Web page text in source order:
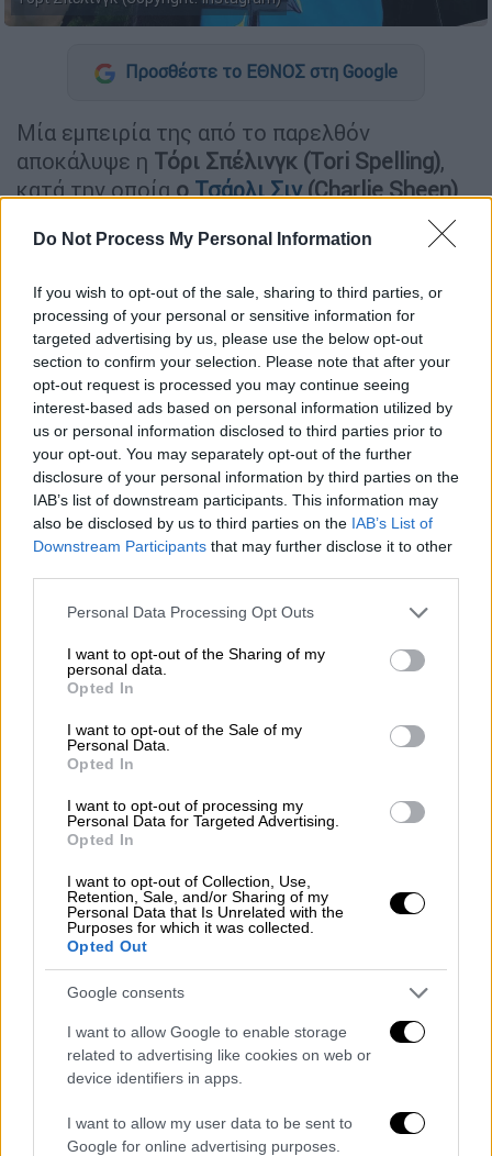
Do Not Process My Personal Information
If you wish to opt-out of the sale, sharing to third parties, or
processing of your personal or sensitive information for
targeted advertising by us, please use the below opt-out
section to confirm your selection. Please note that after your
opt-out request is processed you may continue seeing
interest-based ads based on personal information utilized by
us or personal information disclosed to third parties prior to
your opt-out. You may separately opt-out of the further
disclosure of your personal information by third parties on the
IAB’s list of downstream participants. This information may
also be disclosed by us to third parties on the IAB’s List of
Downstream Participants that may further disclose it to other
Please note that this website/app uses one or more Google
not limited to your visit or usage behaviour. You may click to
grant or deny consent to Google and its third-party tags to
use your data for below specified purposes in below Google
consent section.
Personal Data Processing Opt Outs
I want to opt-out of the Sharing of my
personal data.
Opted In
I want to opt-out of the Sale of my
Personal Data.
Opted In
I want to opt-out of processing my
Personal Data for Targeted Advertising.
Opted In
I want to opt-out of Collection, Use,
Retention, Sale, and/or Sharing of my
Personal Data that Is Unrelated with the
Purposes for which it was collected.
Opted Out
Google consents
I want to allow Google to enable storage
related to advertising like cookies on web or
device identifiers in apps.
I want to allow my user data to be sent to
Google for online advertising purposes.
Προσθέστε το ΕΘΝΟΣ στη Google
Μία εμπειρία της από το παρελθόν
αποκάλυψε η Τόρι Σπέλινγκ (Tori Spelling),
κατά την οποίαοΤσάρλι Σιν(Charlie Sheen)
την πρώτη φορά
που βρέθηκε στο σπίτι του μ' έναν φίλο της.
ΔΙΑΒΑΣΤΕ ΕΠΙΣΗΣ
Lifestyle|02.08.2024 16:12
H Tori Spelling σκέφτεται να ανοίξει
Onlyfans για να σπουδάσει τα πέντε
παιδιά της
Σ' ένα επεισόδιο τουpodcastπου
παρουσιάζει, η ηθοποιός περιέγραψε τη
σκηνή: «Η πόρτα ανοίγει και ο Τσάρλι
και μου δίνει κάτι, λέγοντας "θες από
αυτό;"».
Παρόλο που δεν αποκάλυψε πότε ακριβώς
συνέβη το περιστατικό, ανέφερε ότι
αρνήθηκε την προσφορά του και
ζήτησε
απλώς ένα ποτό. Στην αρχή, δεν κατάλαβε τι
ήταν αυτό που της έδωσε, αλλά αργότερα
συνειδητοποίησε ότι ήτανκρακ
Tori Spelling says Charlie Sheen
offered her a crack pipe upon
entering his condo
https://t.co/LycwxgYJaA
pic.twitter.com/FWUwLrGKeP
— Page Six (@PageSix)
2024